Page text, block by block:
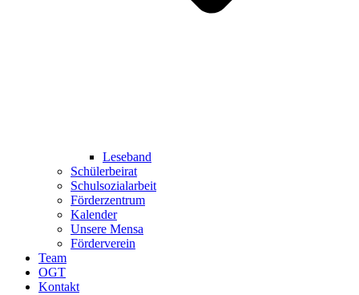
Leseband
Schülerbeirat
Schulsozialarbeit
Förderzentrum
Kalender
Unsere Mensa
Förderverein
Team
OGT
Kontakt